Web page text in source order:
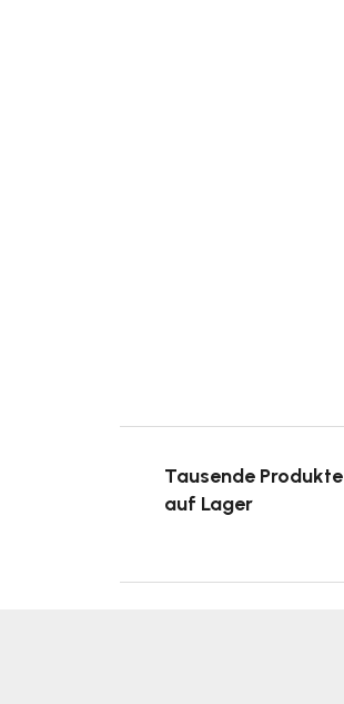
Tausende Produkte
auf Lager